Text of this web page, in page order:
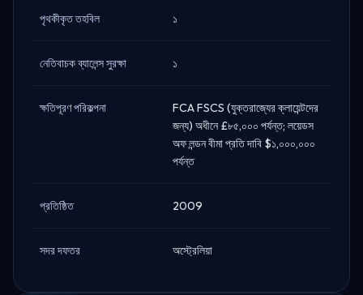
পৃথকীকৃত তহবিল ১
নেতিবাচক ব্যালেন্স সুরক্ষা ১
ক্ষতিপূরণ পরিকল্পনা
FCA FSCS (যুক্তরাজ্যের ক্লায়েন্টদের
জন্য) অধীনে £৮৫,০০০ পর্যন্ত; লয়েডস
অফ লন্ডন বীমা প্রতি দাবি $১,০০০,০০০
পর্যন্ত
প্রতিষ্ঠিত 2009
সদর দফতর অস্ট্রেলিয়া